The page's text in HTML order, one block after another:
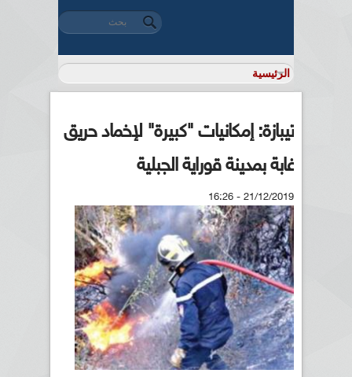
استمارة البحث
‏بحث ‏
تيبازة: إمكانيات "كبيرة" لإخماد حريق
غابة بمدينة قوراية الجبلية
21/12/2019 - 16:26